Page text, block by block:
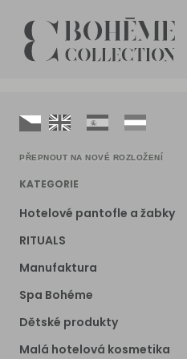
PŘEPNOUT NA NOVÉ ROZLOŽENÍ
KATEGORIE
Hotelové pantofle a žabky
RITUALS
Manufaktura
Spa Bohéme
Dětské produkty
Malá hotelová kosmetika